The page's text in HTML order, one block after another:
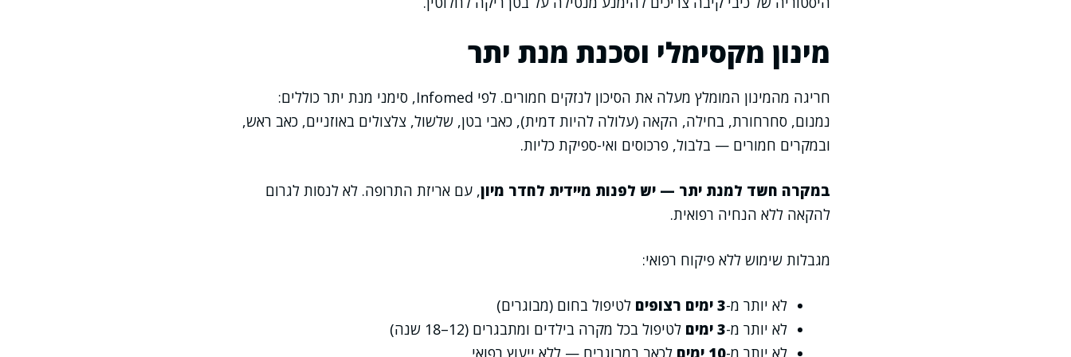
מינון מקסימלי וסכנת מנת יתר
חריגה מהמינון המומלץ מעלה את הסיכון לנזקים חמורים. לפי Infomed, סימני מנת יתר כוללים:
נמנום, סחרחורת, בחילה, הקאה (עלולה להיות דמית), כאבי בטן, שלשול, צלצולים באוזניים, כאב ראש,
ובמקרים חמורים — בלבול, פרכוסים ואי-ספיקת כליות.
במקרה חשד למנת יתר — יש לפנות מיידית לחדר מיון, עם אריזת התרופה. לא לנסות לגרום
להקאה ללא הנחיה רפואית.
מגבלות שימוש ללא פיקוח רפואי:
לא יותר מ-3 ימים רצופים
לטיפול בחום (מבוגרים)
לא יותר מ-3 ימים
לטיפול בכל מקרה בילדים ומתבגרים (12–18 שנה)
לא יותר מ-10 ימים לכאב במבוגרים — ללא ייעוץ רפואי